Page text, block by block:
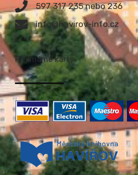
597 317 235 nebo 236
info@havirov-info.cz
Přijímáme karty